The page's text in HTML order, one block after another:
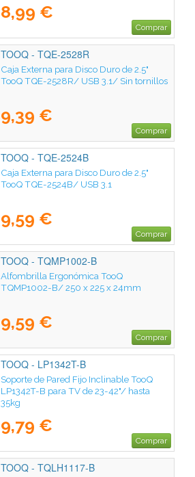
8,99 €
Comprar
TOOQ - TQE-2528R
Caja Externa para Disco Duro de 2.5"
TooQ TQE-2528R/ USB 3.1/ Sin tornillos
9,39 €
Comprar
TOOQ - TQE-2524B
Caja Externa para Disco Duro de 2.5"
TooQ TQE-2524B/ USB 3.1
9,59 €
Comprar
TOOQ - TQMP1002-B
Alfombrilla Ergonómica TooQ
TQMP1002-B/ 250 x 225 x 24mm
9,59 €
Comprar
TOOQ - LP1342T-B
Soporte de Pared Fijo Inclinable TooQ
LP1342T-B para TV de 23-42"/ hasta
35kg
9,79 €
Comprar
TOOQ - TQLH1117-B